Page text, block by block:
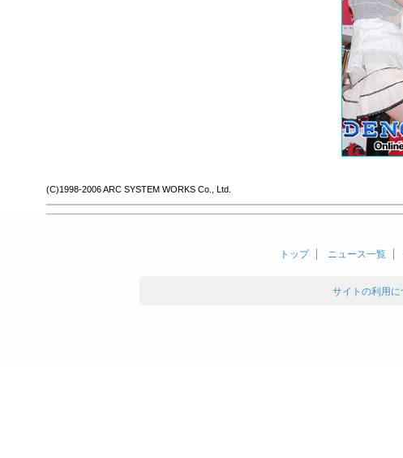
(C)1998-2006 ARC SYSTEM WORKS Co., Ltd.
トップ ニュース一覧
サイトの利用に